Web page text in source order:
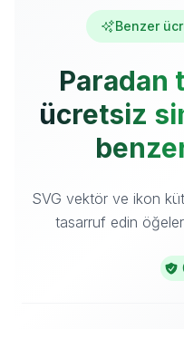
Benzer
Paradan
ücretsiz
SVG vektör ve ikon
tasarruf edin